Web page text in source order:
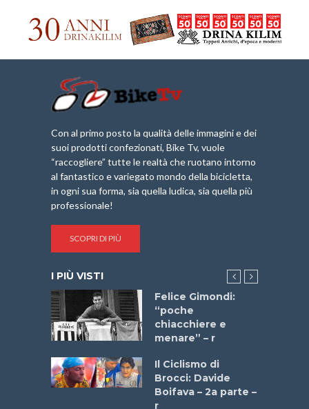
Con al primo posto la qualità delle immagini e dei
suoi prodotti confezionati, Bike Tv, vuole
“raccogliere” tutte le realtà che ruotano intorno
al fantastico e variegato mondo della bicicletta,
in ogni sua forma, sia quella ludica, sia quella più
professionale!
SCOPRI DI PIÙ
I PIÙ VISTI
Felice Gimondi:
“poche
chiacchiere e
menare” – r
Il Ciclismo di
Brocci: Davide
Boifava – 2a parte –
r